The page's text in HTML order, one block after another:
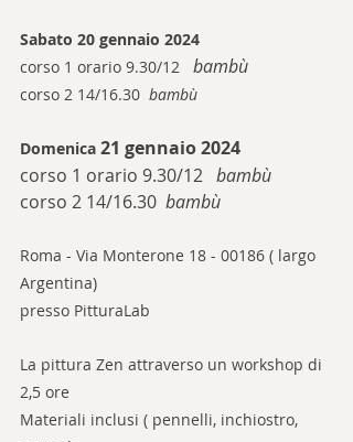
Sabato 20 gennaio 2024
corso 1 orario 9.30/12 bambù
corso 2 14/16.30 bambù
Domenica 21 gennaio 2024
corso 1 orario 9.30/12 bambù
corso 2 14/16.30 bambù
Roma - Via Monterone 18 - 00186 ( largo
Argentina)
presso PitturaLab
La pittura Zen attraverso un workshop di
2,5 ore
Materiali inclusi ( pennelli, inchiostro,